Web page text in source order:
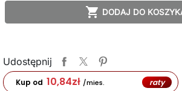
 DODAJ DO
Udostępnij
Kup od 10,84zł /mies. raty